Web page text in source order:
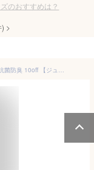
のおすすめは？
>
【無地】子供用清潔敷布団ジュニアサイズ防ダニ抗菌防臭 10off 【ジュニア布団敷き布団敷ふとんキッズ布団こども子ども布団ジュニアサイズ敷きふとんしきふとんしき布団しきぶとん寝具】